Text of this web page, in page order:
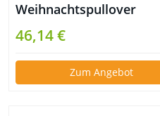
Weihnachtspullover
46,14 €
Zum Angebot